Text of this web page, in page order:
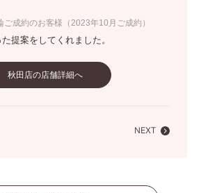
成約のお客様（2023年10月ご成約）
提案をしてくれました。
秋田店の店舗詳細へ
NEXT